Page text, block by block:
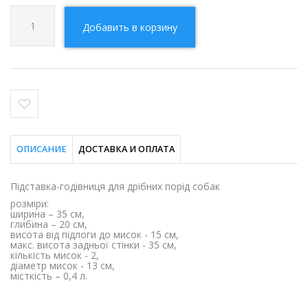
Добавить в корзину
ОПИСАНИЕ ДОСТАВКА И ОПЛАТА
Підставка-годівниця для дрібних порід собак
розміри:
ширина – 35 см,
глибина – 20 см,
висота від підлоги до мисок - 15 см,
макс. висота задньої стінки - 35 см,
кількість мисок - 2,
діаметр мисок - 13 см,
місткість – 0,4 л.